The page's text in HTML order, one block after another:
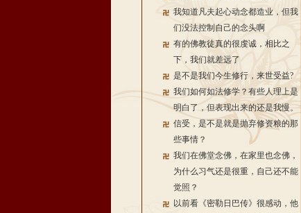
我知道凡夫起心动念都造业，但我
们没法控制自己的念头啊
有的佛教徒真的很虔诚，相比之
下，我们就差远了
是不是我们今生修行，来世受益?
我们如何如法修学？有些人理上是
明白了，但表现出来的还是我慢。
信受，是不是就是抛弃修资粮的那
些事情？
我们在佛堂念佛，在家里也念佛，
为什么习气还是很重，自己还不能
觉照？
以前看《密勒日巴传》很感动，他